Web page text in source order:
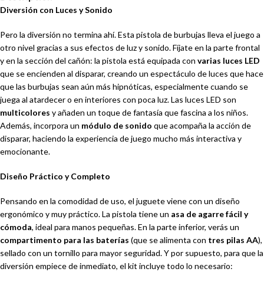
Diversión con Luces y Sonido
Pero la diversión no termina ahí. Esta pistola de burbujas lleva el juego a
otro nivel gracias a sus efectos de luz y sonido. Fíjate en la parte frontal
y en la sección del cañón: la pistola está equipada con varias luces LED
que se encienden al disparar, creando un espectáculo de luces que hace
que las burbujas sean aún más hipnóticas, especialmente cuando se
juega al atardecer o en interiores con poca luz. Las luces LED son
multicolores y añaden un toque de fantasía que fascina a los niños.
Además, incorpora un módulo de sonido que acompaña la acción de
disparar, haciendo la experiencia de juego mucho más interactiva y
emocionante.
Diseño Práctico y Completo
Pensando en la comodidad de uso, el juguete viene con un diseño
ergonómico y muy práctico. La pistola tiene un asa de agarre fácil y
cómoda, ideal para manos pequeñas. En la parte inferior, verás un
compartimento para las baterías (que se alimenta con tres pilas AA),
sellado con un tornillo para mayor seguridad. Y por supuesto, para que la
diversión empiece de inmediato, el kit incluye todo lo necesario: